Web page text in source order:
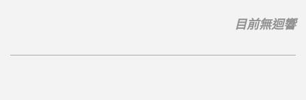
目前無迴響